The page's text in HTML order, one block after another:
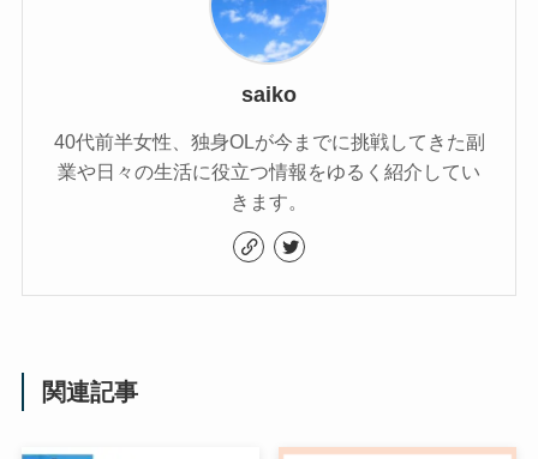
saiko
40代前半女性、独身OLが今までに挑戦してきた副
業や日々の生活に役立つ情報をゆるく紹介してい
きます。
関連記事